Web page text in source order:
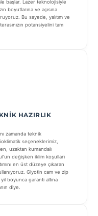
başlar. Lazer teknolojisiyle
boyutlarına ve açısına
Bu sayede, yalıtım ve
potansiyelini tam
HAZIRLIK
zamanda teknik
seçeneklerimiz,
uzaktan kumandalı
değişken iklim koşulları
en üst düzeye çıkaran
Giyotin cam ve zip
boyunca garanti altına
diye.